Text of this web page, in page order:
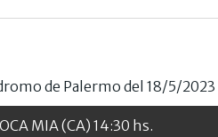
de Palermo del 18/5/2023
MIA (CA) 14:30 hs.